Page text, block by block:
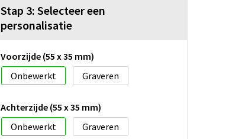
Stap 3: Selecteer een
personalisatie
Voorzijde (55 x 35 mm)
Onbewerkt
Graveren
Achterzijde (55 x 35 mm)
Onbewerkt
Graveren